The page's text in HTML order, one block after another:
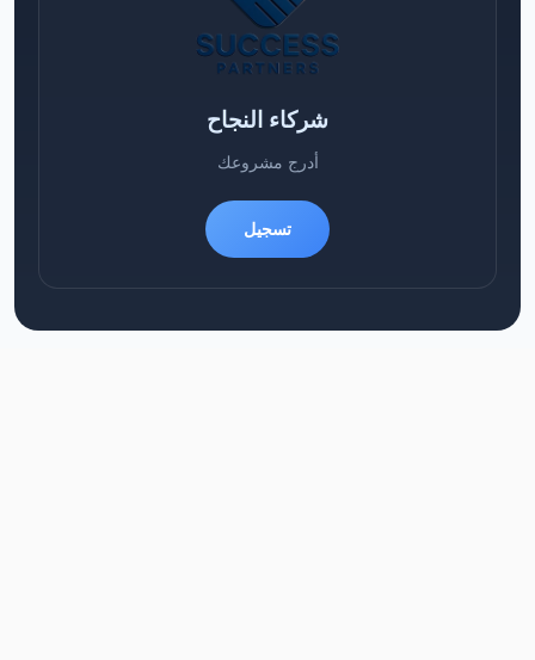
شركاء النجاح
أدرج مشروعك
تسجيل